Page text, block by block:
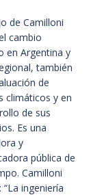
de Camilloni
cambio
en Argentina y
también
de
climáticos y en
de sus
Es una
y
pública de
Camilloni
“La ingeniería